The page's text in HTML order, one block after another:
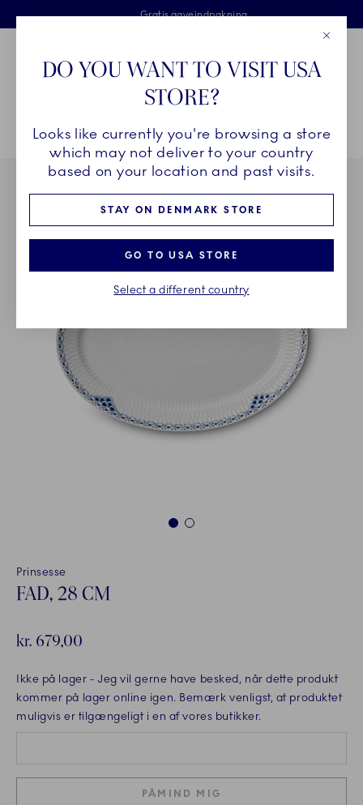
Skip Navigation
Fri levering ved køb over 500 kr. og fri retur
Gratis gaveindpakning
2 års brudgaranti
Royal Copenhagen
Breadcrumb Headlinesss
HjemSTEL Stel Prinsesse Prinsesse fad, 28 cm
1 2
Prinsesse
FAD, 28 CM
kr. 679,00
Ikke på lager - Jeg vil gerne have besked, når dette produkt
kommer på lager online igen. Bemærk venligst, at produktet
muligvis er tilgængeligt i en af vores butikker.
PÅMIND MIG
DO YOU WANT TO VISIT USA
STORE?
Looks like currently you're browsing a store
which may not deliver to your country
based on your location and past visits.
STAY ON DENMARK STORE
GO TO USA STORE
Select a different country